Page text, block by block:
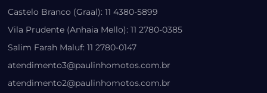
Castelo Branco (Graal): 11 4380-5899
Vila Prudente (Anhaia Mello): 11 2780-0385
Salim Farah Maluf: 11 2780-0147
atendimento3@paulinhomotos.com.br
atendimento2@paulinhomotos.com.br